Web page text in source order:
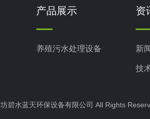
产品展示
养殖污水处理设备
资
新
技
碧水蓝天环保设备有限公司 All Rights